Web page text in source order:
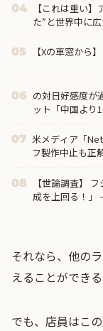
04
【これは重い
た”と世界中に広
05 【Xの車窓から
06 の対日好感度が
ット「中国より
07 米メディア「
フ製作中止も正
08
【世論調査】
成を上回る！」
それなら、他の
えることができ
でも、店員はこ